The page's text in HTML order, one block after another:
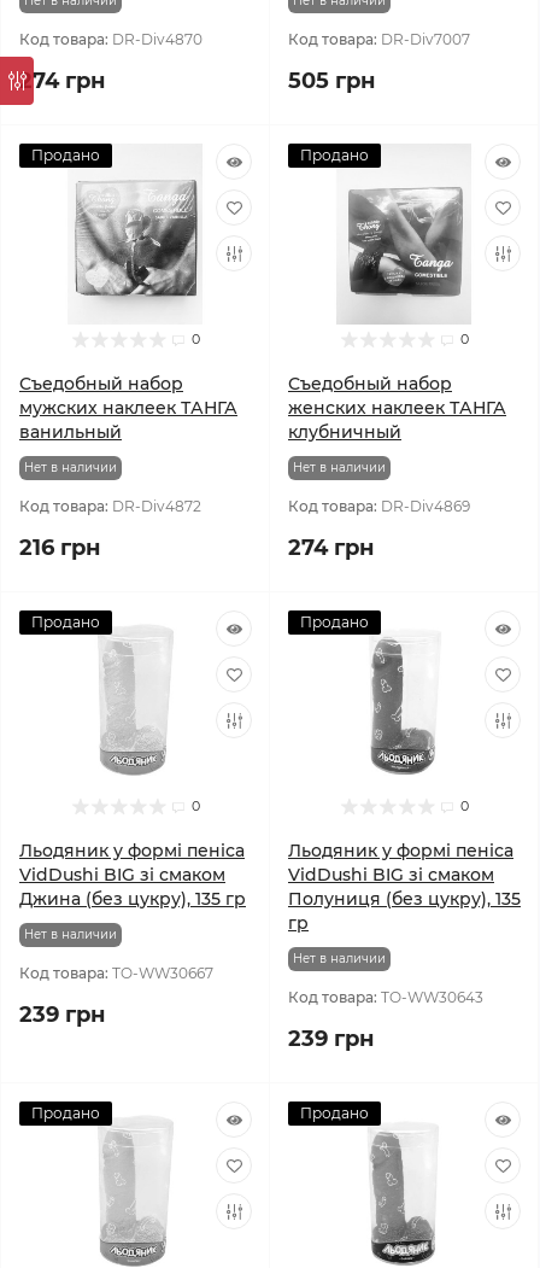
Код товара: DR-Div4870
274 грн
Код товара: DR-Div7007
505 грн
Продано
0
Съедобный набор
мужских наклеек ТАНГА
ванильный
Нет в наличии
Код товара: DR-Div4872
216 грн
Продано
0
Съедобный набор
женских наклеек ТАНГА
клубничный
Нет в наличии
Код товара: DR-Div4869
274 грн
Продано
0
Льодяник у формі пеніса
VidDushi BIG зі смаком
Джина (без цукру), 135 гр
Нет в наличии
Код товара: TO-WW30667
239 грн
Продано
0
Льодяник у формі пеніса
VidDushi BIG зі смаком
Полуниця (без цукру), 135
гр
Нет в наличии
Код товара: TO-WW30643
239 грн
Продано Продано